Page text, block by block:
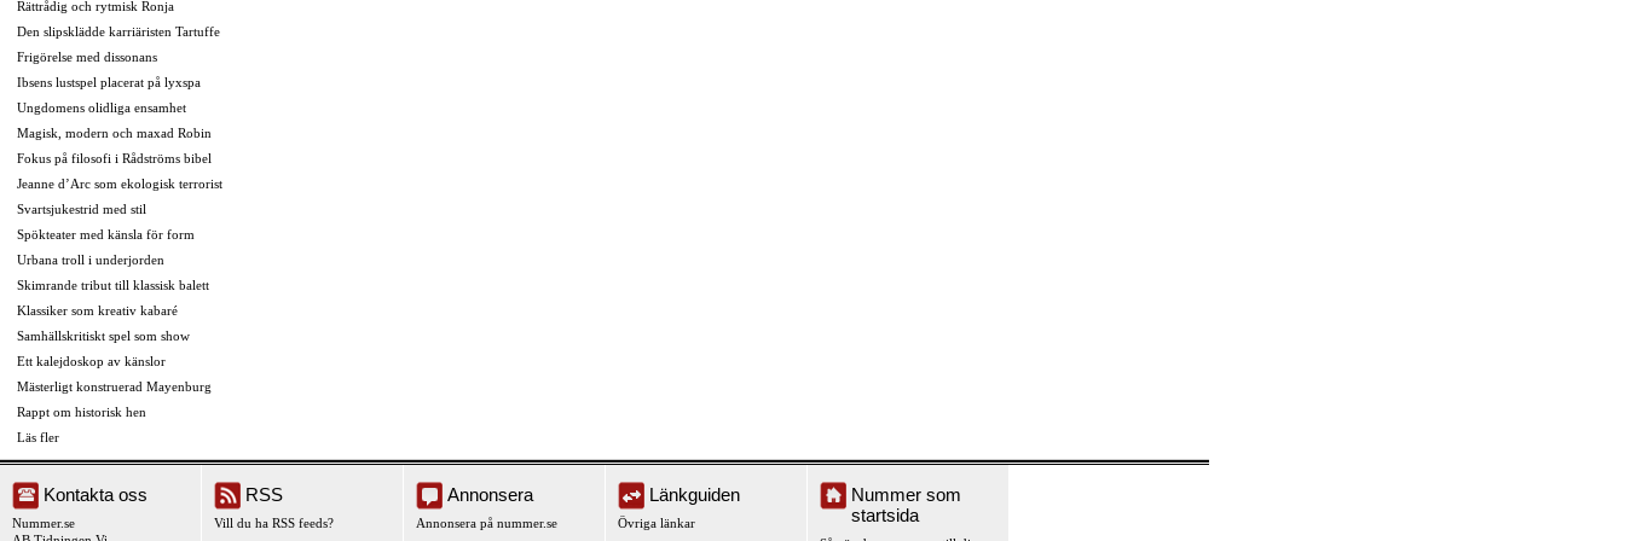
Rättrådig och rytmisk Ronja
Den slipsklädde karriäristen Tartuffe
Frigörelse med dissonans
Ibsens lustspel placerat på lyxspa
Ungdomens olidliga ensamhet
Magisk, modern och maxad Robin
Fokus på filosofi i Rådströms bibel
Jeanne d’Arc som ekologisk terrorist
Svartsjukestrid med stil
Spökteater med känsla för form
Urbana troll i underjorden
Skimrande tribut till klassisk balett
Klassiker som kreativ kabaré
Samhällskritiskt spel som show
Ett kalejdoskop av känslor
Mästerligt konstruerad Mayenburg
Rappt om historisk hen
Läs fler
Kontakta oss
Nummer.se
RSS
Vill du ha RSS feeds?
Annonsera
Annonsera på nummer.se
Länkguiden
Övriga länkar
Nummer som
startsida